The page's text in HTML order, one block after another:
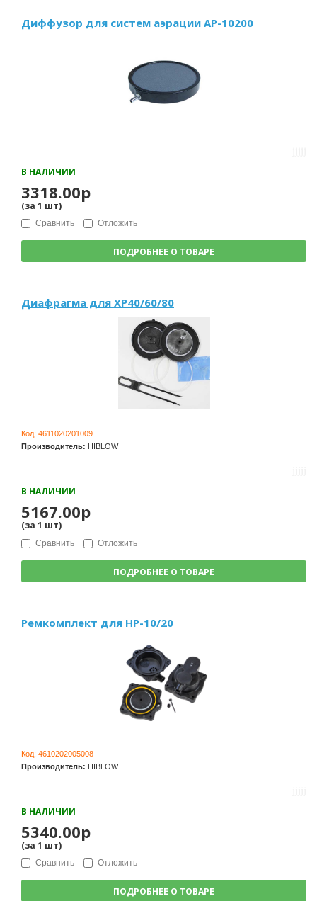
Диффузор для систем аэрации AP-10200
В НАЛИЧИИ
3318.00р
(за 1 шт)
Сравнить Отложить
ПОДРОБНЕЕ О ТОВАРЕ
Диафрагма для XP40/60/80
Код: 4611020201009
Производитель: HIBLOW
В НАЛИЧИИ
5167.00р
(за 1 шт)
Сравнить Отложить
ПОДРОБНЕЕ О ТОВАРЕ
Ремкомплект для HP-10/20
Код: 4610202005008
Производитель: HIBLOW
В НАЛИЧИИ
5340.00р
(за 1 шт)
Сравнить Отложить
ПОДРОБНЕЕ О ТОВАРЕ